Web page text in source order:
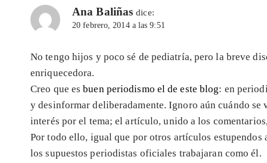
Ana Baliñas dice:
20 febrero, 2014 a las 9:51
No tengo hijos y poco sé de pediatría, pero la breve
enriquecedora.
Creo que esbuen periodismo el de este blog: en
y desinformar deliberadamente. Ignoro aún cuándo
interés por el tema; el artículo, unido a los
Por todo ello, igual que por otros artículos
los supuestos periodistas oficiales trabajaran como él.